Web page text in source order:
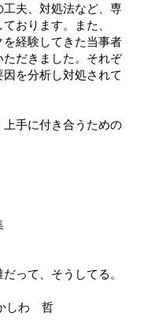
夫、対処法など、専
おります。また、
を経験してきた当事者
だきました。それぞ
を分析し対処されて
手に付き合うための
って、そうしてる。
しわ 哲